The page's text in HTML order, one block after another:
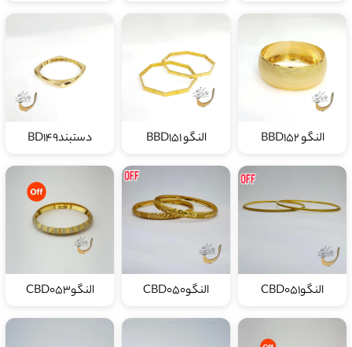
النگو BBD152 النگو BBD151 دستبندBD149
النگوCBD051 النگوCBD050 النگوCBD053